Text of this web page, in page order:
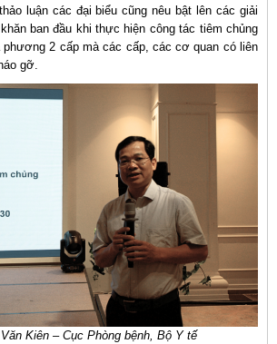
luận các đại biểu cũng nêu bật lên các giải
ban đầu khi thực hiện công tác tiêm chủng
phương 2 cấp mà các cấp, các cơ quan có liên
gỡ.
Kiên – Cục Phòng bệnh, Bộ Y tế